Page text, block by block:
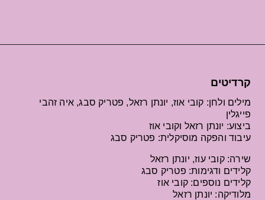
קרדיטים
מילים ולחן: קובי אוז, יונתן רזאל, פטריק סבג, איה זהבי
פייגלין
ביצוע: יונתן רזאל וקובי אוז
עיבוד והפקה מוסיקלית: פטריק סבג
שירה: קובי עוז, יונתן רזאל
קלידים ודגימות: פטריק סבג
קלידים נוספים: קובי אוז
מלודיקה: יונתן רזאל